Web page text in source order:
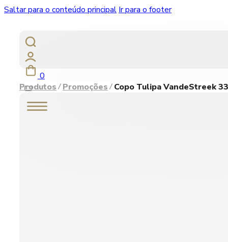
Saltar para o conteúdo principal Ir para o footer
0
Produtos
Promoções Copo Tulipa VandeStreek